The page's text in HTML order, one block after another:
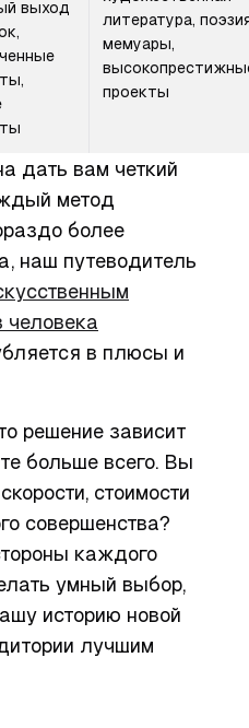
выход
литература,
мемуары,
проекты
дать вам четкий
метод
более
наш путеводитель
человека
в плюсы и
решение зависит
больше всего. Вы
стоимости
совершенства?
каждого
умный выбор,
историю новой
лучшим